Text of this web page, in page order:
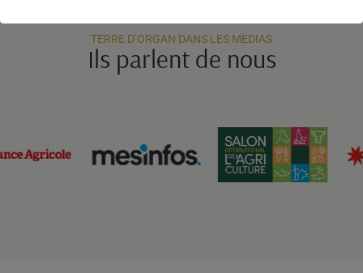
TERRE D’ORGAN DANS LES MEDIAS
Ils parlent de nous